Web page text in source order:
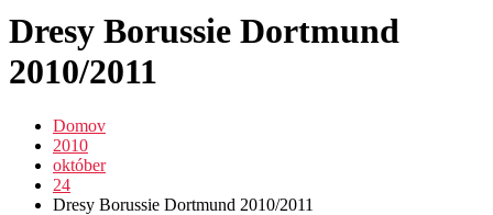
Dresy Borussie Dortmund
2010/2011
Domov
2010
október
24
Dresy Borussie Dortmund 2010/2011